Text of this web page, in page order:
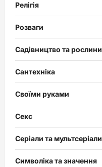
Релігія
Розваги
Садівництво та рослини
Сантехніка
Своїми руками
Секс
Серіали та мультсеріали
Символіка та значення